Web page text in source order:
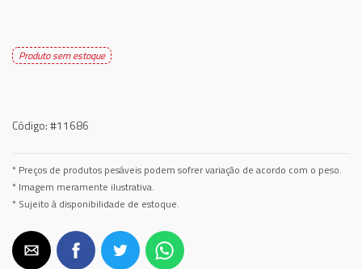
Produto sem estoque
Código:#11686
* Preços de produtos pesáveis podem sofrer variação de acordo com o peso.
* Imagem meramente ilustrativa.
* Sujeito à disponibilidade de estoque.